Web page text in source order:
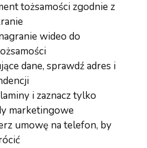
tożsamości zgodnie z
wideo do
dane, sprawdź adres i
i zaznacz tylko
marketingowe
umowę na telefon, by